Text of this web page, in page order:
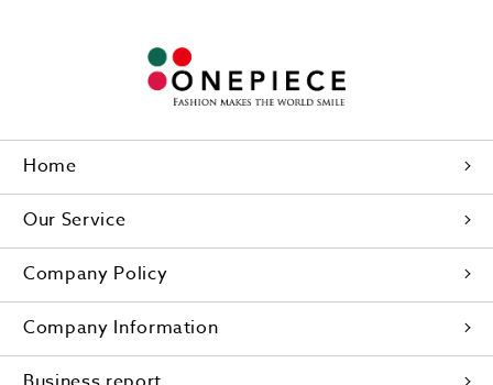
Home
Our Service
Company Policy
Company Information